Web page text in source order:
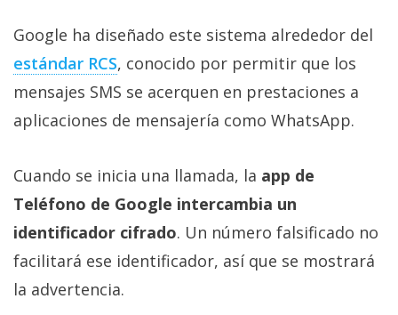
Google ha diseñado este sistema alrededor del
estándar RCS‎, conocido por permitir que los
mensajes SMS se acerquen en prestaciones a
aplicaciones de mensajería como WhatsApp.
Cuando se inicia una llamada, la app de
Teléfono de Google intercambia un
identificador cifrado. Un número falsificado no
facilitará ese identificador, así que se mostrará
la advertencia.